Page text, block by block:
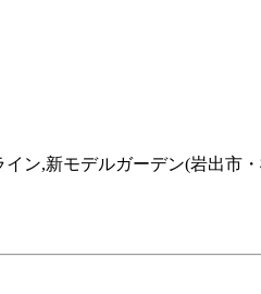
ン,新モデルガーデン(岩出市